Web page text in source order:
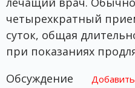
четырехкратный
суток, общая
при показаниях
Обсуждение